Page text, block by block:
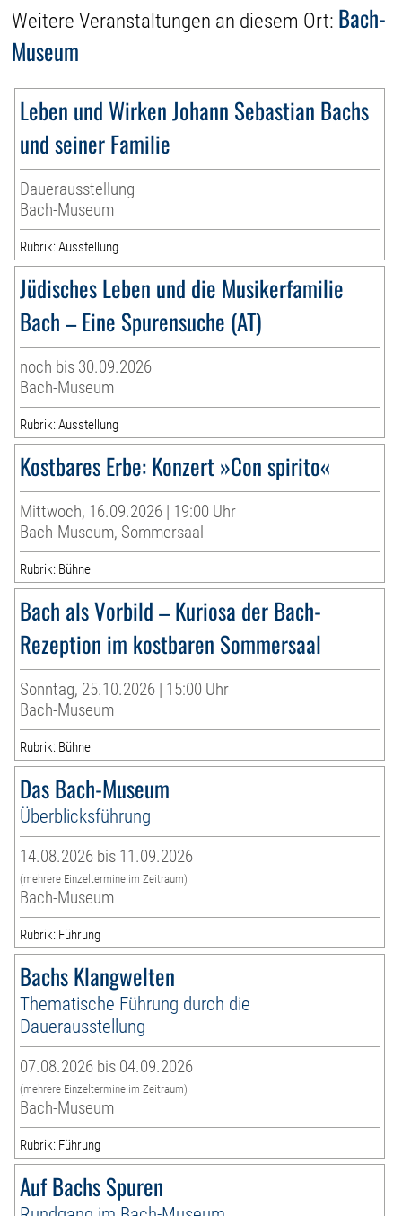
Weitere Veranstaltungen an diesem Ort: Bach-
Museum
Leben und Wirken Johann Sebastian Bachs
und seiner Familie
Dauerausstellung
Bach-Museum
Rubrik: Ausstellung
Jüdisches Leben und die Musikerfamilie
Bach – Eine Spurensuche (AT)
noch bis 30.09.2026
Bach-Museum
Rubrik: Ausstellung
Kostbares Erbe: Konzert »Con spirito«
Mittwoch, 16.09.2026 | 19:00 Uhr
Bach-Museum, Sommersaal
Rubrik: Bühne
Bach als Vorbild – Kuriosa der Bach-
Rezeption im kostbaren Sommersaal
Sonntag, 25.10.2026 | 15:00 Uhr
Bach-Museum
Rubrik: Bühne
Das Bach-Museum
Überblicksführung
14.08.2026 bis 11.09.2026
(mehrere Einzeltermine im Zeitraum)
Bach-Museum
Rubrik: Führung
Bachs Klangwelten
Thematische Führung durch die
Dauerausstellung
07.08.2026 bis 04.09.2026
(mehrere Einzeltermine im Zeitraum)
Bach-Museum
Rubrik: Führung
Auf Bachs Spuren